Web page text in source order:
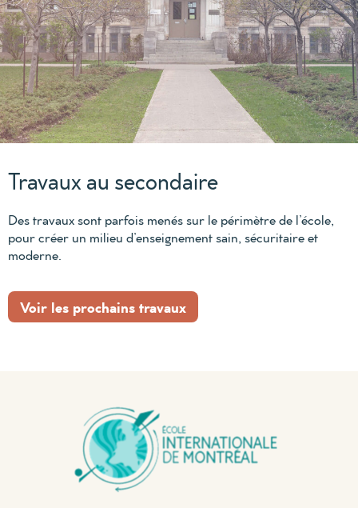
Travaux au secondaire
Des travaux sont parfois menés sur le périmètre de l’école,
pour créer un milieu d’enseignement sain, sécuritaire et
moderne.
Voir les prochains travaux